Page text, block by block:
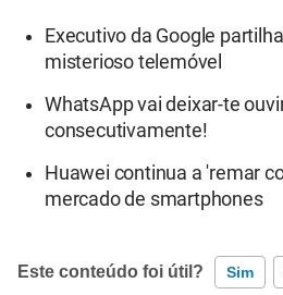
Executivo da Google
misterioso telemóvel
WhatsApp vai deixar-te
consecutivamente!
Huawei continua a 'remar
mercado de smartphones
Este conteúdo foi útil? Sim